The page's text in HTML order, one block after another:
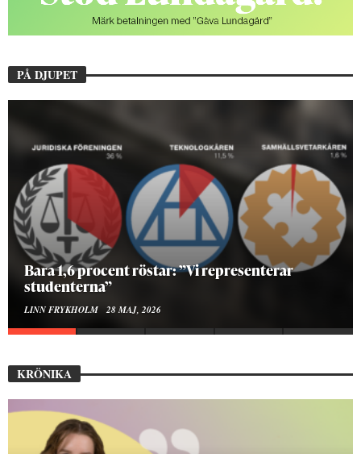
PÅ DJUPET
Hur bygger man en Lundakarneval?
ELISE RALSTON SAMUELSON 24 MAJ, 2026
KRÖNIKA